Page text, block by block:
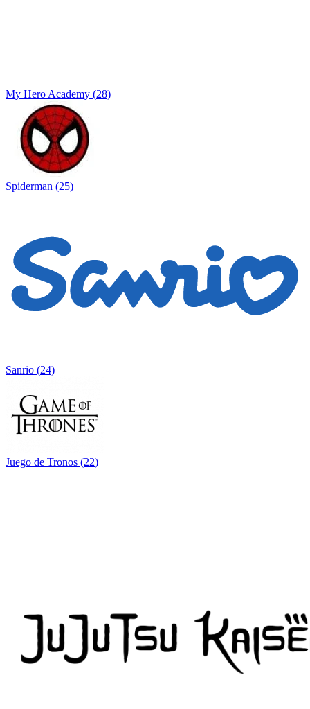
My Hero Academy (28)
Spiderman (25)
Sanrio (24)
Juego de Tronos (22)